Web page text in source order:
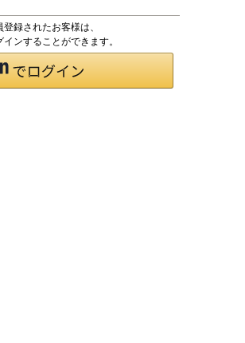
録されたお客様は、
ンすることができます。